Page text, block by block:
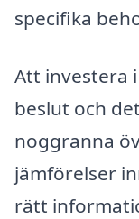
specifika
Att investera
beslut och
noggranna
jämförelser
rätt